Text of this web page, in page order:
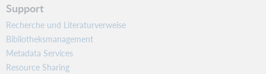
Support
Recherche und Literaturverweise
Bibliotheksmanagement
Metadata Services
Resource Sharing